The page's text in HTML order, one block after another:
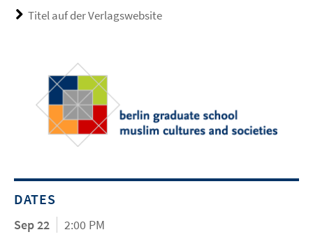
Titel auf der Verlagswebsite
DATES
Sep 22
2:00 PM